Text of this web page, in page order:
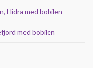
Hidra med bobilen
med bobilen